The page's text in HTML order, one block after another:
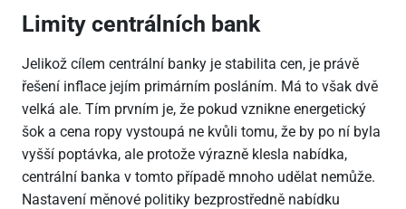
Limity centrálních bank
Jelikož cílem centrální banky je stabilita cen, je právě
řešení inflace jejím primárním posláním. Má to však dvě
velká ale. Tím prvním je, že pokud vznikne energetický
šok a cena ropy vystoupá ne kvůli tomu, že by po ní byla
vyšší poptávka, ale protože výrazně klesla nabídka,
centrální banka v tomto případě mnoho udělat nemůže.
Nastavení měnové politiky bezprostředně nabídku